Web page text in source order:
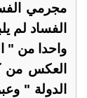
مجرمي
الفساد لم
واحدا من "
العكس من
الدولة "